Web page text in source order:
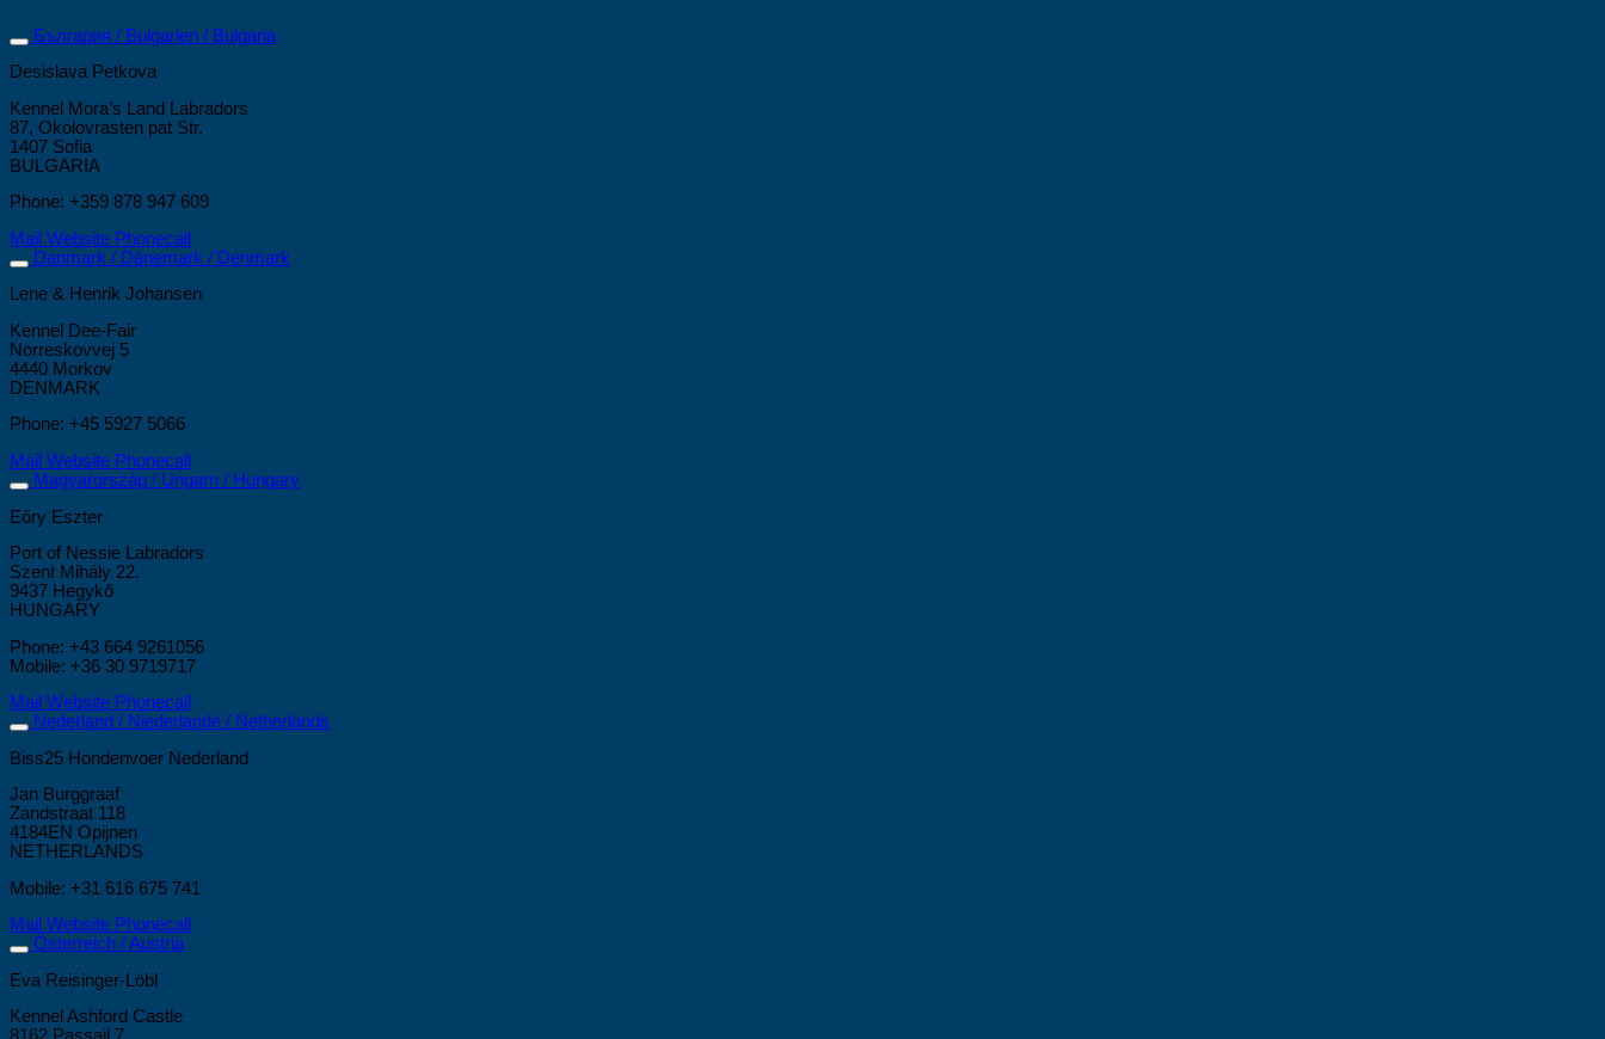
България / Bulgarien / Bulgaria
Desislava Petkova
Kennel Mora’s Land Labradors
87, Okolovrasten pat Str.
1407 Sofia
BULGARIA
Phone: +359 878 947 609
Mail Website Phonecall
Danmark / Dänemark / Denmark
Lene & Henrik Johansen
Kennel Dee-Fair
Norreskovvej 5
4440 Morkov
DENMARK
Phone: +45 5927 5066
Mail Website Phonecall
Magyarország / Ungarn / Hungary
Eőry Eszter
Port of Nessie Labradors
Szent Mihály 22.
9437 Hegykő
HUNGARY
Phone: +43 664 9261056
Mobile: +36 30 9719717
Mail Website Phonecall
Nederland / Niederlande / Netherlands
Biss25 Hondenvoer Nederland
Jan Burggraaf
Zandstraat 118
4184EN Opijnen
NETHERLANDS
Mobile: +31 616 675 741
Mail Website Phonecall
Österreich / Austria
Eva Reisinger-Löbl
Kennel Ashford Castle